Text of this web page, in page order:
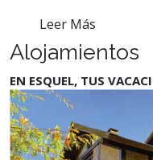
Leer Más
Alojamientos
EN ESQUEL, TUS